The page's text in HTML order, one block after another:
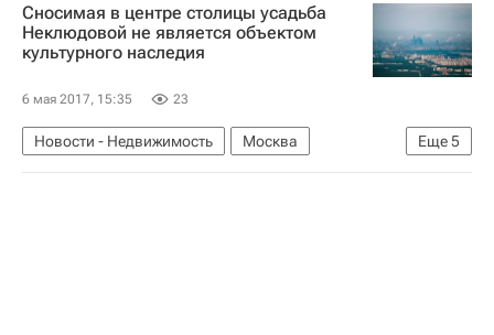
Марат Хуснуллин
Лужники Россия
Сносимая в центре столицы усадьба
Неклюдовой не является объектом
культурного наследия
6 мая 2017, 15:35 23
Еще5
Новости - Недвижимость
Москва
Памятники
Снос
Архнадзор